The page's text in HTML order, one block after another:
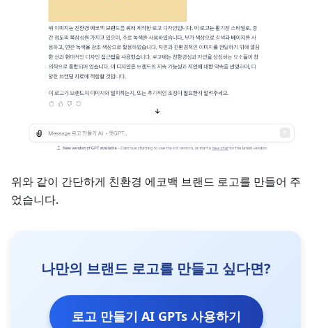
위와 같이 간단하게 친환경 에코백 브랜드 로고를 만들어 주
었습니다.
나만의 브랜드 로고를 만들고 싶다면?
로고 만들기 AI GPTs 사용하기